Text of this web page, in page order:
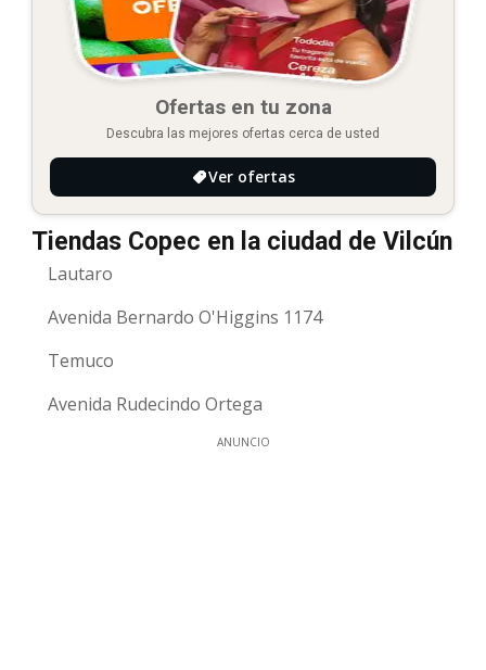
Ofertas en tu zona
Descubra las mejores ofertas cerca de usted
Ver ofertas
Tiendas Copec en la ciudad de Vilcún
Lautaro
Avenida Bernardo O'Higgins 1174
Temuco
Avenida Rudecindo Ortega
ANUNCIO